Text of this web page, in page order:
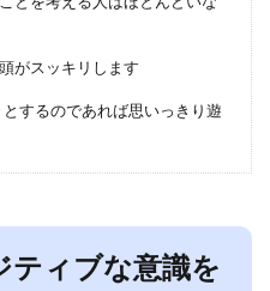
がスッキリします
するのであれば思いっきり遊
ティブな意識を